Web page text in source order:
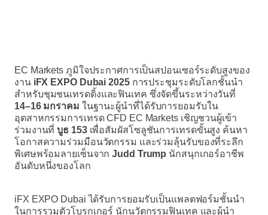
EC Markets ภูมิใจประกาศการเป็นสปอนเซอร์ระดับสูงของ
งาน iFX EXPO Dubai 2025การประชุมระดับโลกชั้นนำ
สำหรับชุมชนเทรดดิ้งและฟินเทค ซึ่งจัดขึ้นระหว่างวันที่
14–16 มกราคม ในฐานะผู้นำที่ได้รับการยอมรับใน
อุตสาหกรรมการเทรด CFD EC Markets เชิญชวนผู้เข้า
ร่วมงานที่บูธ 153เพื่อสัมผัสโซลูชันการเทรดขั้นสูง ค้นหา
โอกาสความร่วมมือนวัตกรรม และร่วมลุ้นรับของที่ระลึก
พิเศษพร้อมลายเซ็นจากJudd Trump นักสนุกเกอร์อาชีพ
อันดับหนึ่งของโลก
iFX EXPO Dubai ได้รับการยอมรับเป็นแพลตฟอร์มชั้นนำ
ในการรวมตัวโบรกเกอร์ นักนวัตกรรมฟินเทค และผู้นำ